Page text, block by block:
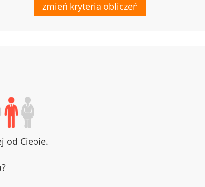
zmień kryteria obliczeń
od Ciebie.